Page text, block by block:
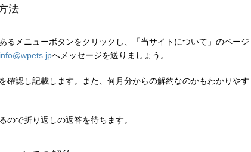
法
るメニューボタンをクリックし、「当サイトについて」のページ
info@wpets.jpへメッセージを送りましょう。
確認し記載します。また、何月分からの解約なのかもわかりやす
ので折り返しの返答を待ちます。